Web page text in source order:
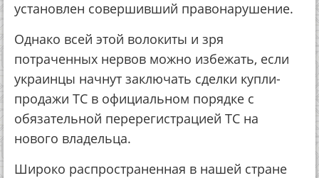
установлен совершивший правонарушение.
Однако всей этой волокиты и зря
потраченных нервов можно избежать, если
украинцы начнут заключать сделки купли-
продажи ТС в официальном порядке с
обязательной перерегистрацией ТС на
нового владельца.
Широко распространенная в нашей стране